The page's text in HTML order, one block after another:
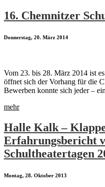
16. Chemnitzer
Donnerstag, 20. März 2014
Vom 23. bis 28. März 2014 ist
öffnet sich der Vorhang für die
Bewerben konnte sich jeder –
mehr
Halle Kalk –
Erfahrungsbericht
Schultheatertagen
Montag, 28. Oktober 2013